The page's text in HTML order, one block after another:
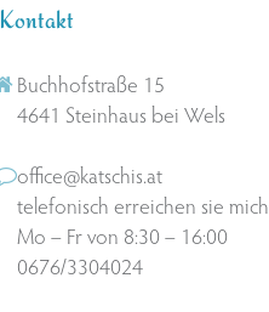
Kontakt
Buchhofstraße 15
4641 Steinhaus bei Wels
office@katschis.at
telefonisch erreichen sie mich
Mo – Fr von 8:30 – 16:00
0676/3304024